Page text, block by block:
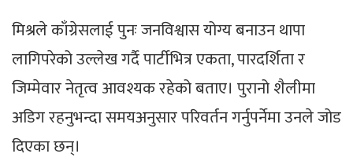
मिश्रले काँग्रेसलाई पुनः जनविश्वास योग्य बनाउन थापा
लागिपरेको उल्लेख गर्दै पार्टीभित्र एकता, पारदर्शिता र
जिम्मेवार नेतृत्व आवश्यक रहेको बताए। पुरानो शैलीमा
अडिग रहनुभन्दा समयअनुसार परिवर्तन गर्नुपर्नेमा उनले जोड
दिएका छन्।